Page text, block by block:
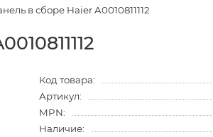
в сборе Haier A0010811112
Код товара:
Артикул:
MPN:
Наличие: